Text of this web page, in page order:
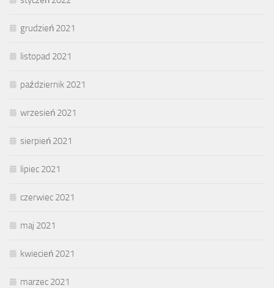
grudzień 2021
listopad 2021
październik 2021
wrzesień 2021
sierpień 2021
lipiec 2021
czerwiec 2021
maj 2021
kwiecień 2021
marzec 2021